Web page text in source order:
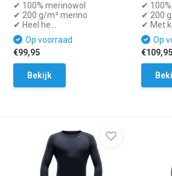
✔ 100% merinowol
✔ 200 g/m² merino
✔ Heel he...
Op voorraad
€99,95
Bekijk
✔
✔ 200
✔ Met
Op
€109,95